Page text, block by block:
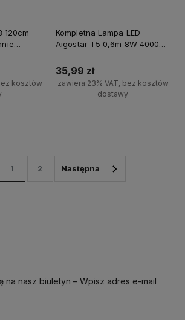
120cm
kosztów
Kompletna Lampa LED
Aigostar T5 0,6m 8W 4000K
35,99 zł
zawiera 23% VAT, bez kosztów
dostawy
1 2
na nasz biuletyn – Wpisz adres e-mail